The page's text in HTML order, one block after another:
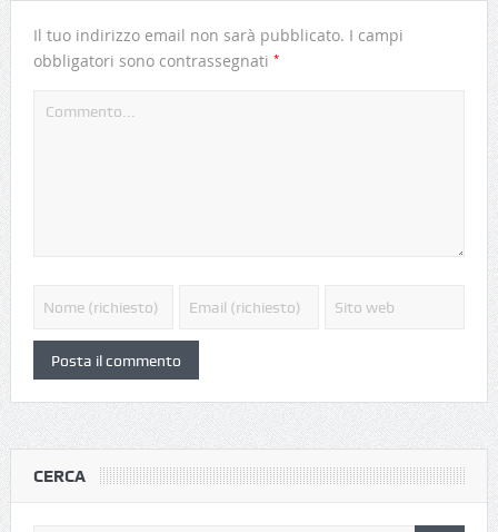
Il tuo indirizzo email non sarà pubblicato. I campi
obbligatori sono contrassegnati *
CERCA